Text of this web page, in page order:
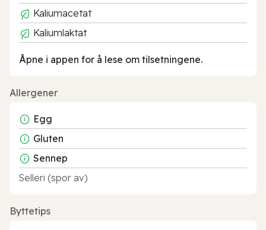
Kaliumacetat
Kaliumlaktat
Åpne i appen for å lese om tilsetningene.
Allergener
Egg
Gluten
Sennep
Selleri (spor av)
Byttetips